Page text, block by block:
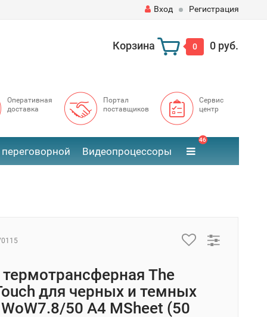
Вход Регистрация
Корзина 0 0 руб.
Оперативная
доставка
Портал
поставщиков
Сервис
центр
Видеопроцессоры
46
The
для черных и темных
50 A4 MSheet (50